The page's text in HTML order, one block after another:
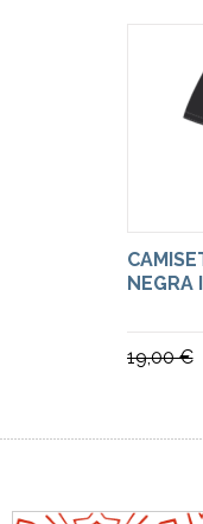
NEGRA
19,00 €